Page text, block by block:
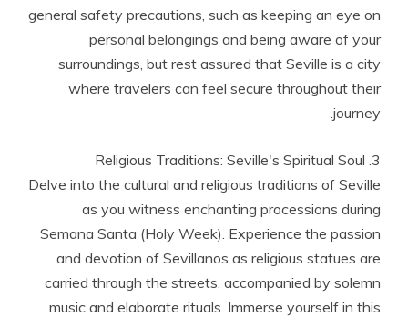
general safety precautions, such as keeping an eye on
personal belongings and being aware of your
surroundings, but rest assured that Seville is a city
where travelers can feel secure throughout their
journey.
3. Religious Traditions: Seville's Spiritual Soul
Delve into the cultural and religious traditions of Seville
as you witness enchanting processions during
Semana Santa (Holy Week). Experience the passion
and devotion of Sevillanos as religious statues are
carried through the streets, accompanied by solemn
music and elaborate rituals. Immerse yourself in this